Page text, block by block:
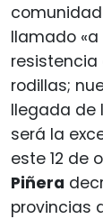
llamado
rodillas;
llegada de
será la
este 12 de
Piñera
provincias